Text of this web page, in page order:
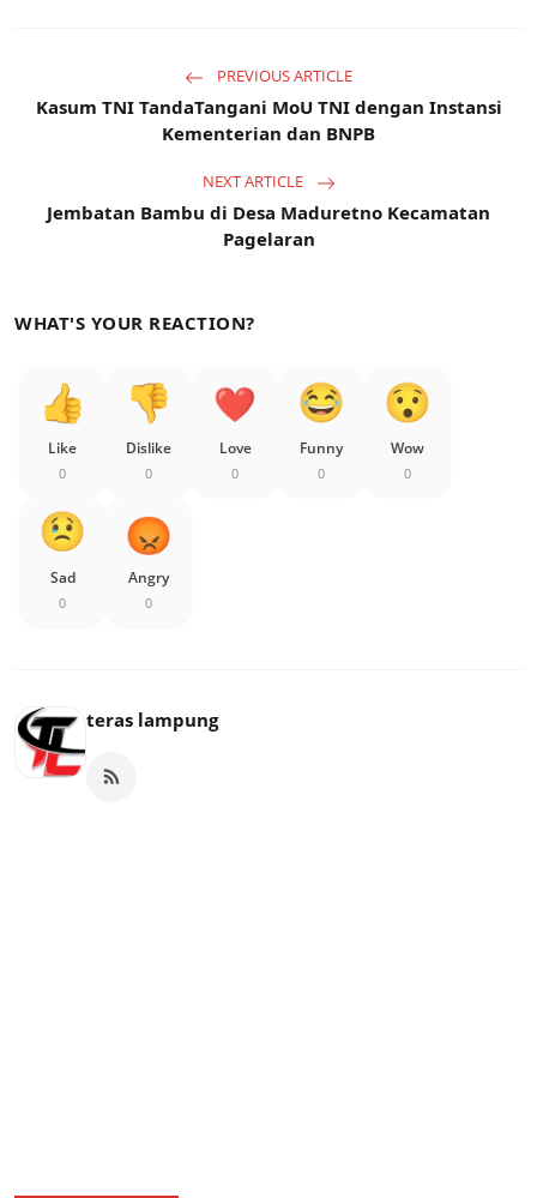
PREVIOUS ARTICLE
Kasum TNI TandaTangani MoU TNI dengan Instansi
Kementerian dan BNPB
NEXT ARTICLE
Jembatan Bambu di Desa Maduretno Kecamatan
Pagelaran
WHAT'S YOUR REACTION?
Like
0
Dislike
0
Love
0
Funny
0
Wow
0
Sad
0
Angry
0
teras lampung